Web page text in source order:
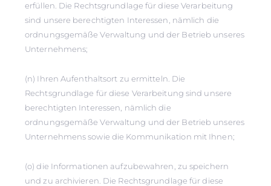
erfüllen. Die Rechtsgrundlage für diese Verarbeitung
sind unsere berechtigten Interessen, nämlich die
ordnungsgemäße Verwaltung und der Betrieb unseres
Unternehmens;
(n) Ihren Aufenthaltsort zu ermitteln. Die
Rechtsgrundlage für diese Verarbeitung sind unsere
berechtigten Interessen, nämlich die
ordnungsgemäße Verwaltung und der Betrieb unseres
Unternehmens sowie die Kommunikation mit Ihnen;
(o) die Informationen aufzubewahren, zu speichern
und zu archivieren. Die Rechtsgrundlage für diese